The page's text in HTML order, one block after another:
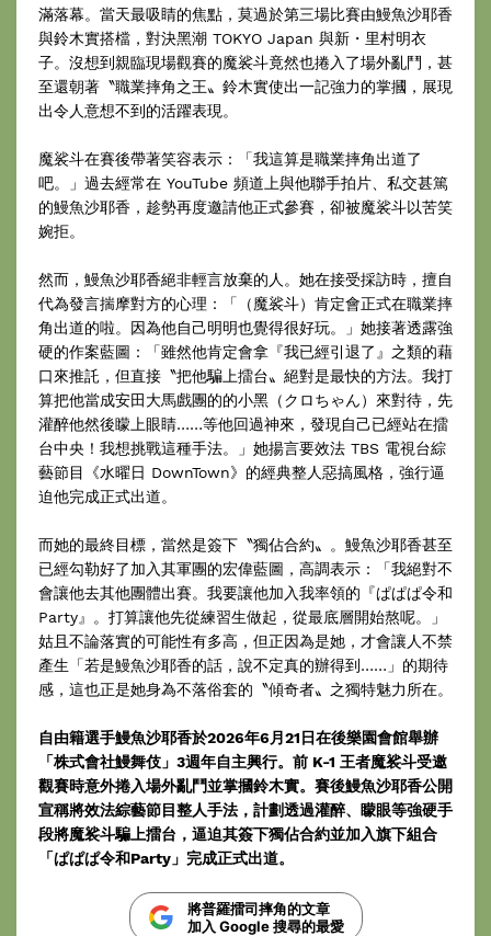
滿落幕。當天最吸睛的焦點，莫過於第三場比賽由鰻魚沙耶香
與鈴木實搭檔，對決黑潮 TOKYO Japan 與新・里村明衣
子。沒想到親臨現場觀賽的魔裟斗竟然也捲入了場外亂鬥，甚
至還朝著〝職業摔角之王〟鈴木實使出一記強力的掌摑，展現
出令人意想不到的活躍表現。
魔裟斗在賽後帶著笑容表示：「我這算是職業摔角出道了
吧。」過去經常在 YouTube 頻道上與他聯手拍片、私交甚篤
的鰻魚沙耶香，趁勢再度邀請他正式參賽，卻被魔裟斗以苦笑
婉拒。
然而，鰻魚沙耶香絕非輕言放棄的人。她在接受採訪時，擅自
代為發言揣摩對方的心理：「（魔裟斗）肯定會正式在職業摔
角出道的啦。因為他自己明明也覺得很好玩。」她接著透露強
硬的作案藍圖：「雖然他肯定會拿『我已經引退了』之類的藉
口來推託，但直接〝把他騙上擂台〟絕對是最快的方法。我打
算把他當成安田大馬戲團的的小黑（クロちゃん）來對待，先
灌醉他然後矇上眼睛……等他回過神來，發現自己已經站在擂
台中央！我想挑戰這種手法。」她揚言要效法 TBS 電視台綜
藝節目《水曜日 DownTown》的經典整人惡搞風格，強行逼
迫他完成正式出道。
而她的最終目標，當然是簽下〝獨佔合約〟。鰻魚沙耶香甚至
已經勾勒好了加入其軍團的宏偉藍圖，高調表示：「我絕對不
會讓他去其他團體出賽。我要讓他加入我率領的『ぱぱぱ令和
Party』。打算讓他先從練習生做起，從最底層開始熬呢。」
姑且不論落實的可能性有多高，但正因為是她，才會讓人不禁
產生「若是鰻魚沙耶香的話，說不定真的辦得到……」的期待
感，這也正是她身為不落俗套的〝傾奇者〟之獨特魅力所在。
自由籍選手鰻魚沙耶香於2026年6月21日在後樂園會館舉辦
「株式會社鰻舞伎」3週年自主興行。前 K-1 王者魔裟斗受邀
觀賽時意外捲入場外亂鬥並掌摑鈴木實。賽後鰻魚沙耶香公開
宣稱將效法綜藝節目整人手法，計劃透過灌醉、矇眼等強硬手
段將魔裟斗騙上擂台，逼迫其簽下獨佔合約並加入旗下組合
「ぱぱぱ令和Party」完成正式出道。
將普羅擂司摔角的文章
加入 Google 搜尋的最愛